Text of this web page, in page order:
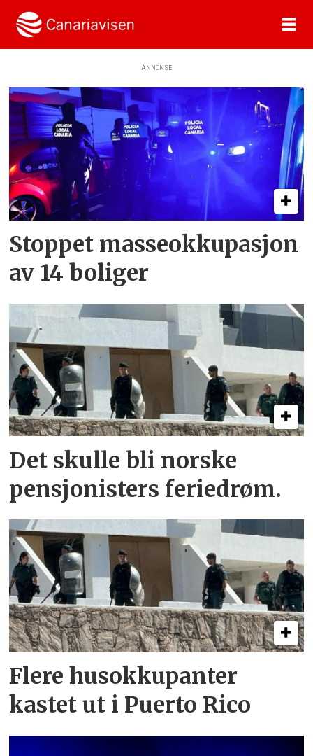
Tag:
husokkupanter
ANNONSE
Stoppet masseokkupasjon
av 14 boliger
Det skulle bli norske
pensjonisters feriedrøm.
Flere husokkupanter
kastet ut i Puerto Rico